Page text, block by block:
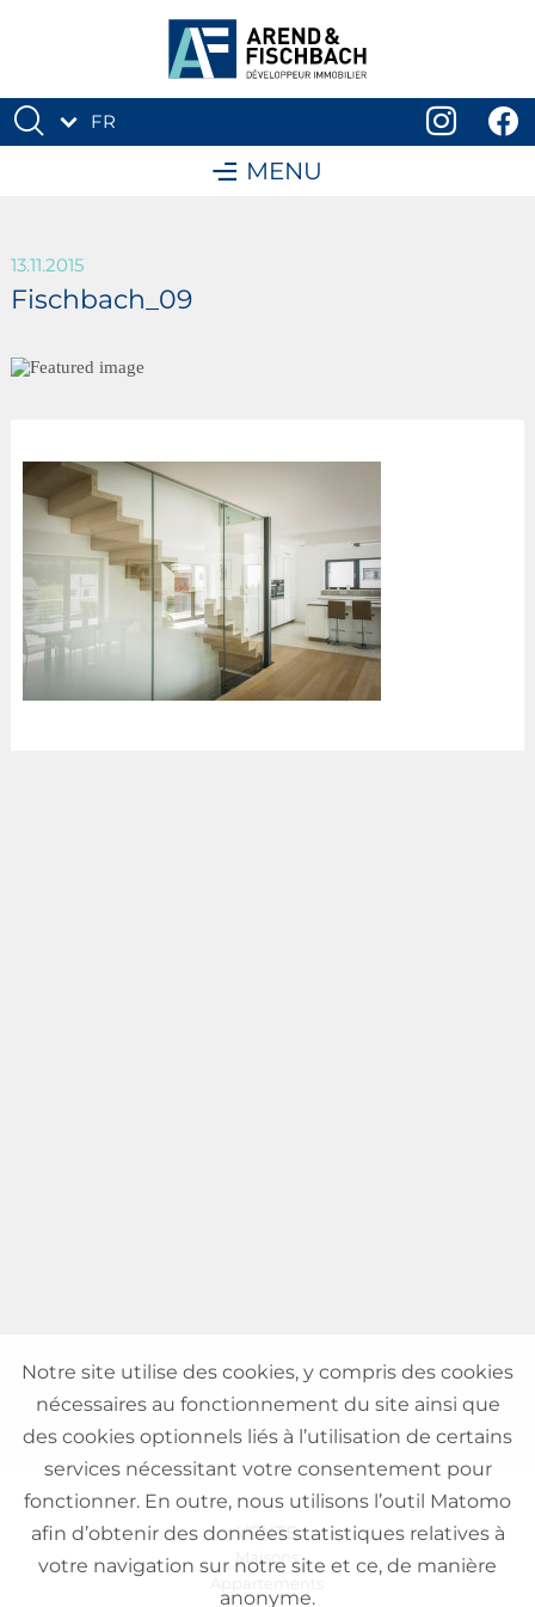
FR
MENU
13.11.2015
Fischbach_09
VENTE
Maisons
Appartements
Notre site utilise des cookies, y compris des cookies
nécessaires au fonctionnement du site ainsi que
des cookies optionnels liés à l’utilisation de certains
services nécessitant votre consentement pour
fonctionner. En outre, nous utilisons l’outil Matomo
afin d’obtenir des données statistiques relatives à
votre navigation sur notre site et ce, de manière
anonyme.